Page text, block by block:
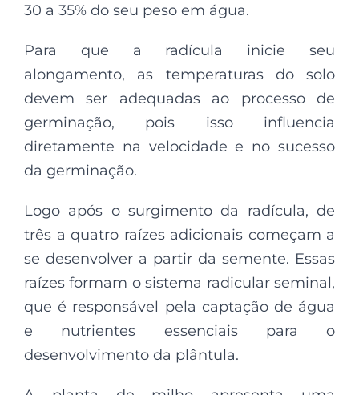
30 a 35% do seu peso em água.
Para que a radícula inicie seu
alongamento, as temperaturas do solo
devem ser adequadas ao processo de
germinação, pois isso influencia
diretamente na velocidade e no sucesso
da germinação.
Logo após o surgimento da radícula, de
três a quatro raízes adicionais começam a
se desenvolver a partir da semente. Essas
raízes formam o sistema radicular seminal,
que é responsável pela captação de água
e nutrientes essenciais para o
desenvolvimento da plântula.